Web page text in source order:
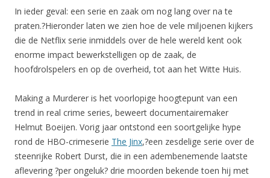
In ieder geval: een serie en zaak om nog lang over na te
praten.?Hieronder laten we zien hoe de vele miljoenen kijkers
die de Netflix serie inmiddels over de hele wereld kent ook
enorme impact bewerkstelligen op de zaak, de
hoofdrolspelers en op de overheid, tot aan het Witte Huis.
Making a Murderer is het voorlopige hoogtepunt van een
trend in real crime series, beweert documentairemaker
Helmut Boeijen. Vorig jaar ontstond een soortgelijke hype
rond de HBO-crimeserie The Jinx,?een zesdelige serie over de
steenrijke Robert Durst, die in een adembenemende laatste
aflevering ?per ongeluk? drie moorden bekende toen hij met